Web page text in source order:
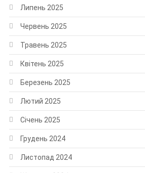
Липень 2025
Червень 2025
Травень 2025
Квітень 2025
Березень 2025
Лютий 2025
Січень 2025
Грудень 2024
Листопад 2024